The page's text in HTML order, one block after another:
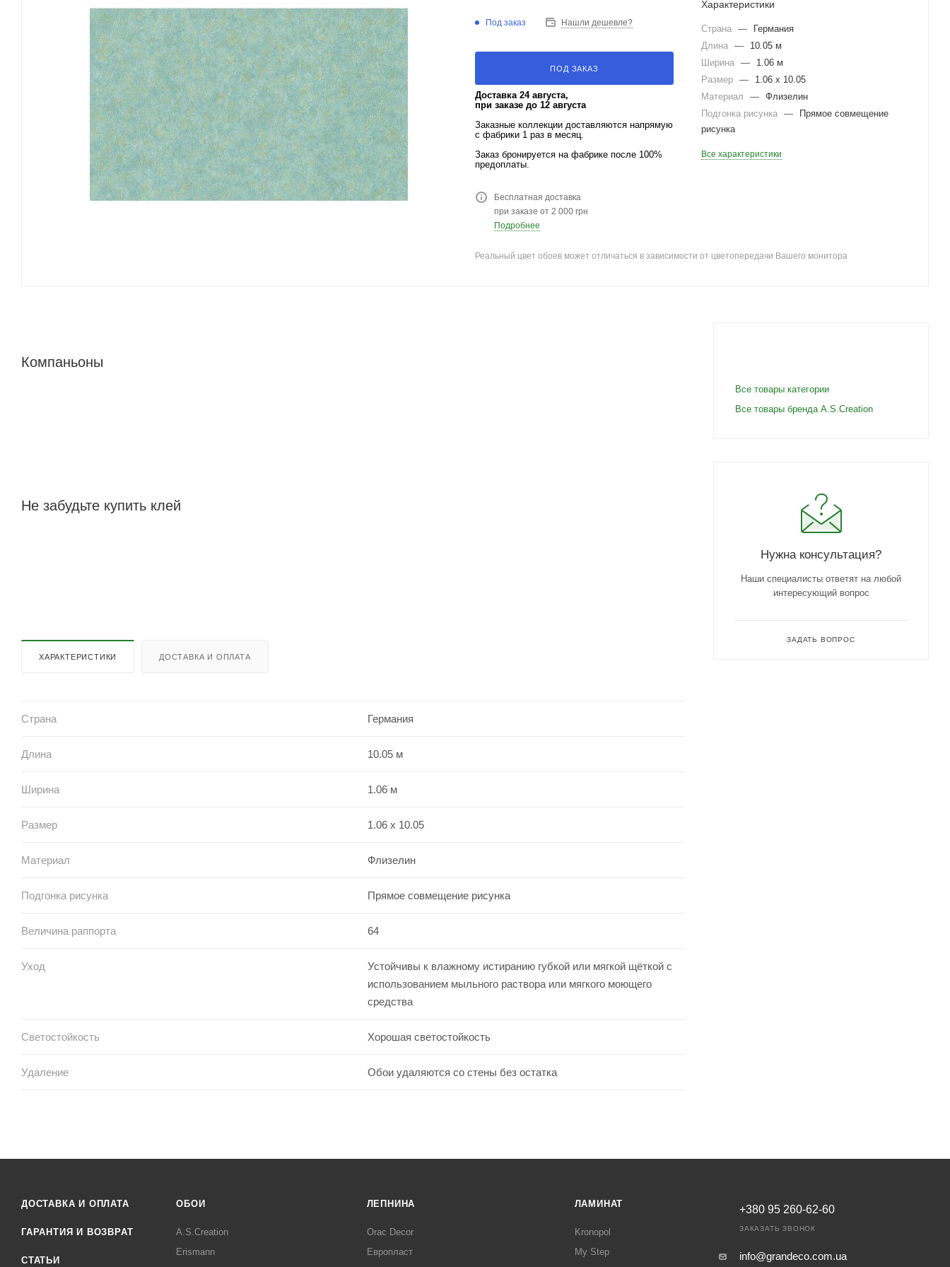
Под заказ Нашли дешевле?
ПОД ЗАКАЗ
Доставка 24 августа,
при заказе до 12 августа
Заказные коллекции доставляются напрямую
с фабрики 1 раз в месяц.
Заказ бронируется на фабрике после 100%
предоплаты.
Бесплатная доставка
при заказе от 2 000 грн
Подробнее
Характеристики
Страна —
Германия
Длина —
10.05 м
Ширина —
1.06 м
Размер —
1.06 x 10.05
Материал
— Флизелин
Подгонка рисунка —
Прямое совмещение
рисунка
Все характеристики
Реальный цвет обоев может отличаться в зависимости от цветопередачи Вашего монитора
Компаньоны
Не забудьте купить клей
ХАРАКТЕРИСТИКИ ДОСТАВКА И ОПЛАТА
Страна Германия
Длина 10.05 м
Ширина 1.06 м
Размер 1.06 x 10.05
Материал Флизелин
Подгонка рисунка Прямое совмещение рисунка
Величина раппорта 64
Уход
Устойчивы к влажному истиранию губкой или мягкой щёткой с
использованием мыльного раствора или мягкого моющего
средства
Светостойкость Хорошая светостойкость
Удаление Обои удаляются со стены без остатка
Все товары категории
Все товары бренда A.S.Creation
Нужна консультация?
Наши специалисты ответят на любой
интересующий вопрос
ЗАДАТЬ ВОПРОС
ДОСТАВКА И ОПЛАТА
ГАРАНТИЯ И ВОЗВРАТ
СТАТЬИ
ОБОИ
A.S.Creation
Erismann
ЛЕПНИНА
Orac Decor
Европласт
ЛАМИНАТ
Kronopol
My Step
+380 95 260-62-60
ЗАКАЗАТЬ ЗВОНОК
info@grandeco.com.ua